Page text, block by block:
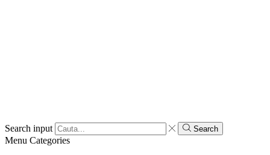
Search input Search
Menu Categories